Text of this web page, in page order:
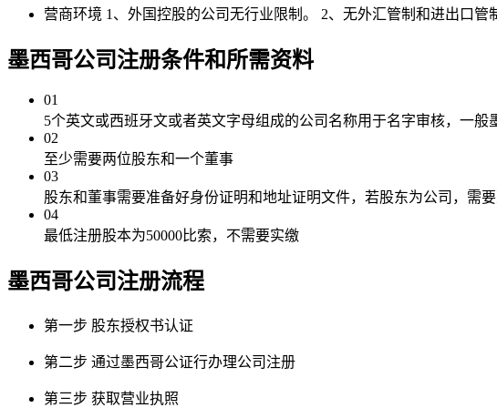
营商环境 1、外国控股的公司无行业限制。 2、无外汇管制和进出口
墨西哥公司注册条件和所需资料
01
5个英文或西班牙文或者英文字母组成的公司名称用于名字审核，一
02
至少需要两位股东和一个董事
03
股东和董事需要准备好身份证明和地址证明文件，若股东为公司，需
04
最低注册股本为50000比索，不需要实缴
墨西哥公司注册流程
第一步 股东授权书认证
第二步 通过墨西哥公证行办理公司注册
第三步 获取营业执照